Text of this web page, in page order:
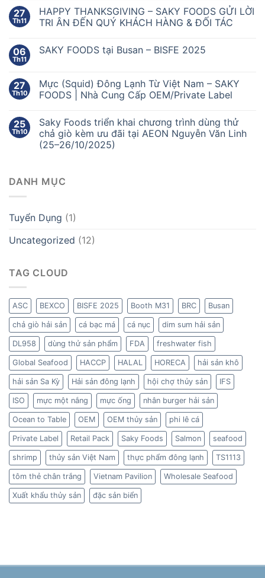
27
Th11
HAPPY THANKSGIVING – SAKY FOODS GỬI LỜI
TRI ÂN ĐẾN QUÝ KHÁCH HÀNG & ĐỐI TÁC
06
Th11
SAKY FOODS tại Busan – BISFE 2025
27
Th10
Mực (Squid) Đông Lạnh Từ Việt Nam – SAKY
FOODS | Nhà Cung Cấp OEM/Private Label
25
Th10
Saky Foods triển khai chương trình dùng thử
chả giò kèm ưu đãi tại AEON Nguyễn Văn Linh
(25–26/10/2025)
DANH MỤC
Tuyển Dụng (1)
Uncategorized (12)
TAG CLOUD
ASC BEXCO BISFE 2025 Booth M31 BRC Busan
chả giò hải sản cá bạc má cá nục dim sum hải sản
DL958 dùng thử sản phẩm FDA freshwater fish
Global Seafood HACCP HALAL HORECA hải sản khô
hải sản Sa Kỳ Hải sản đông lạnh hội chợ thủy sản IFS
ISO mực một nắng mực ống nhân burger hải sản
Ocean to Table OEM OEM thủy sản phi lê cá
Private Label Retail Pack Saky Foods Salmon seafood
shrimp thủy sản Việt Nam thực phẩm đông lạnh TS1113
tôm thẻ chân trắng Vietnam Pavilion Wholesale Seafood
Xuất khẩu thủy sản đặc sản biển